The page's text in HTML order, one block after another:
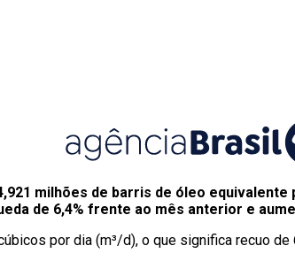
milhões de barris de óleo
de 6,4% frente ao mês anterior e
por dia (m³/d), o que significa recuo